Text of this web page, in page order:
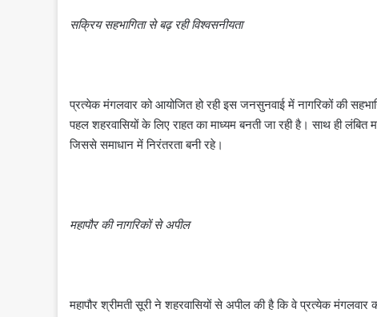
सक्रिय सहभागिता से बढ़ रही विश्वसनीयता
प्रत्येक मंगलवार को आयोजित हो रही इस जनसुनवाई में नागरिकों की
पहल शहरवासियों के लिए राहत का माध्यम बनती जा रही है। साथ ही लंबित
जिससे समाधान में निरंतरता बनी रहे।
महापौर की नागरिकों से अपील
महापौर श्रीमती सूरी ने शहरवासियों से अपील की है कि वे प्रत्येक